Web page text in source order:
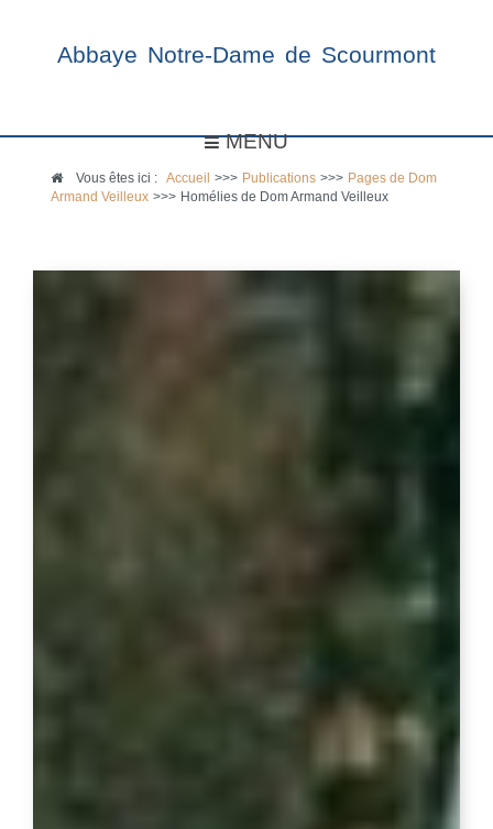
Abbaye Notre-Dame de Scourmont
MENU
Vous êtes ici :Accueil >>> Publications >>> Pages de Dom
Armand Veilleux >>> Homélies de Dom Armand Veilleux